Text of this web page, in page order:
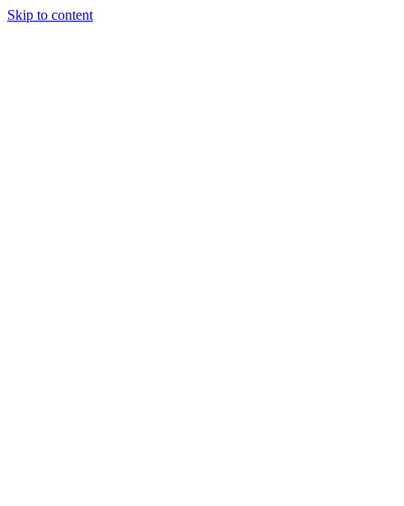
Skip to content